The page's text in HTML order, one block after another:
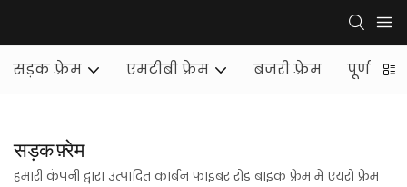
सड़क फ़्रेम एमटीबी फ्रेम बजरी फ़्रेम पूर्ण
सड़क फ़्रेम
हमारी कंपनी द्वारा उत्पादित कार्बन फाइबर रोड बाइक फ्रेम में एयरो फ्रेम